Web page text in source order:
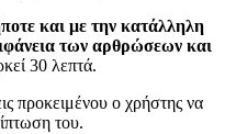
και με την κατάλληλη
των αρθρώσεων και
30 λεπτά.
προκειμένου ο χρήστης να
του.